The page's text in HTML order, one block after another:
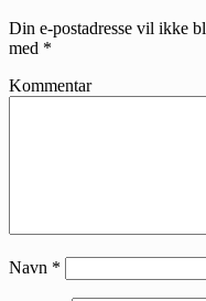
Din e-postadresse vil ikke
med *
Kommentar
Navn *